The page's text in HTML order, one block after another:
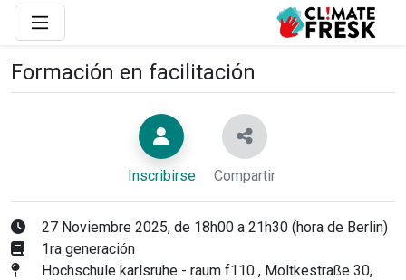
Formación en facilitación
Inscribirse Compartir
27 Noviembre 2025, de 18h00 a 21h30 (hora de Berlin)
1ra generación
Hochschule karlsruhe - raum f110 , Moltkestraße 30,